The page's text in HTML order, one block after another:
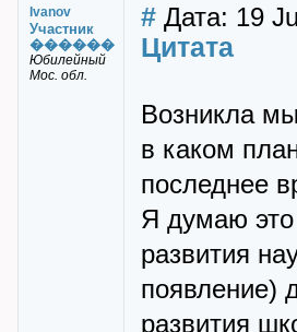
Ivanov
Участник
������
Юбилейный
Мос. обл.
# Дата: 19
Цитата
Возникла
в каком
последнее
Я думаю это
развития
появление)
развития